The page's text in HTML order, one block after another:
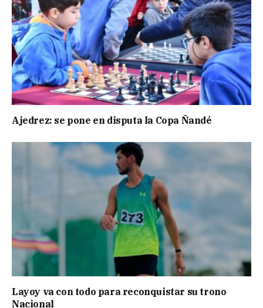
Ajedrez: se pone en disputa la Copa Ñandé
Layoy va con todo para reconquistar su trono
Nacional